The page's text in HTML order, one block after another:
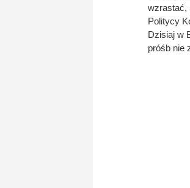
wzrastać,
Politycy
Dzisiaj w
próśb nie